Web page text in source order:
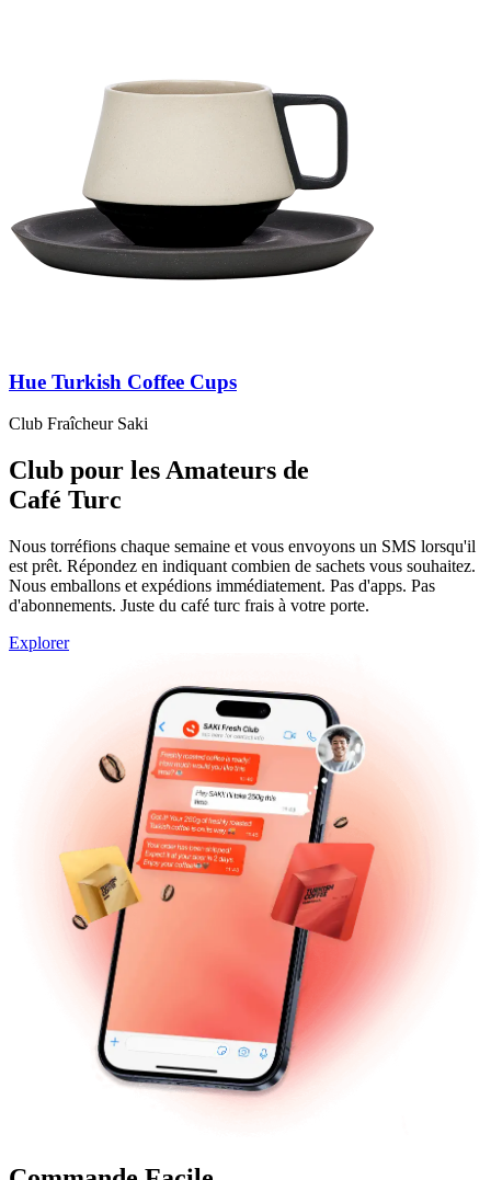
Hue Turkish Coffee Cups
Club Fraîcheur Saki
Club pour les Amateurs de
Café Turc
Nous torréfions chaque semaine et vous envoyons un SMS lorsqu'il
est prêt. Répondez en indiquant combien de sachets vous souhaitez.
Nous emballons et expédions immédiatement. Pas d'apps. Pas
d'abonnements. Juste du café turc frais à votre porte.
Explorer